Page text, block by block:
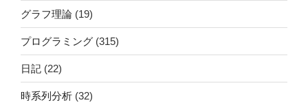
グラフ理論 (19)
プログラミング (315)
日記 (22)
時系列分析 (32)